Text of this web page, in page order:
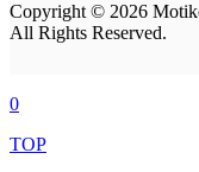
Copyright © 2026
All Rights Reserved.
0
TOP